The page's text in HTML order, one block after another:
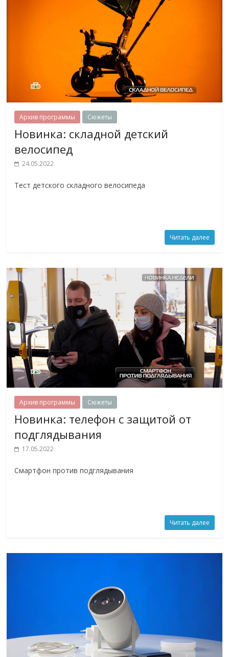
Архив программы Сюжеты
Новинка: складной детский
велосипед
24.05.2022
Тест детского складного велосипеда
Читать далее
Архив программы Сюжеты
Новинка: телефон с защитой от
подглядывания
17.05.2022
Смартфон против подглядывания
Читать далее